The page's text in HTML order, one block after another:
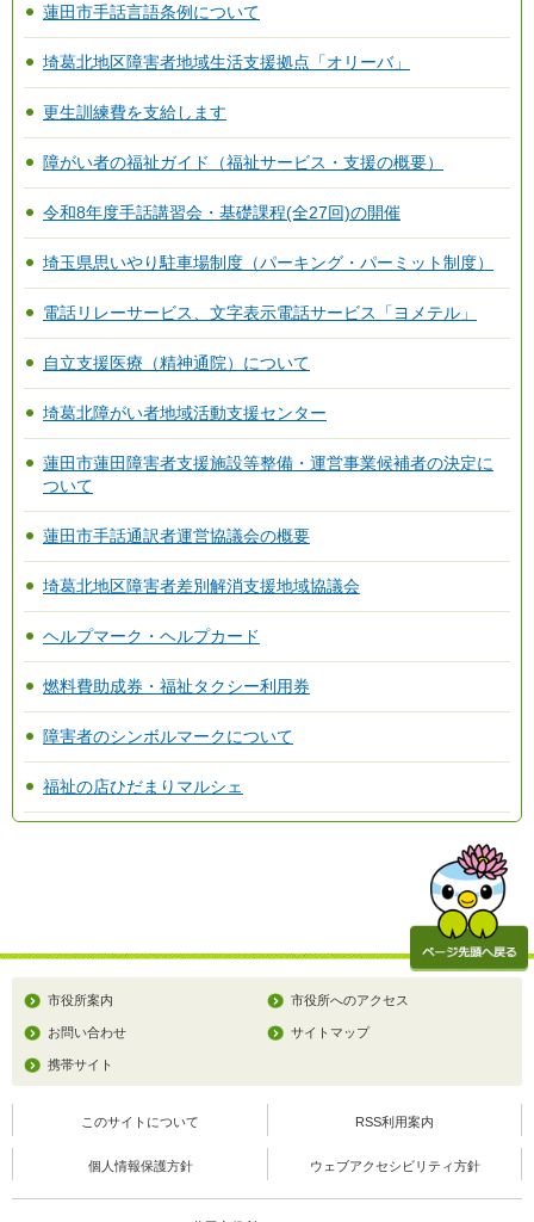
蓮田市手話言語条例について
埼葛北地区障害者地域生活支援拠点「オリーバ」
更生訓練費を支給します
障がい者の福祉ガイド（福祉サービス・支援の概要）
令和8年度手話講習会・基礎課程(全27回)の開催
埼玉県思いやり駐車場制度（パーキング・パーミット制度）
電話リレーサービス、文字表示電話サービス「ヨメテル」
自立支援医療（精神通院）について
埼葛北障がい者地域活動支援センター
蓮田市蓮田障害者支援施設等整備・運営事業候補者の決定に
ついて
蓮田市手話通訳者運営協議会の概要
埼葛北地区障害者差別解消支援地域協議会
ヘルプマーク・ヘルプカード
燃料費助成券・福祉タクシー利用券
障害者のシンボルマークについて
福祉の店ひだまりマルシェ
市役所案内 市役所へのアクセス
お問い合わせ サイトマップ
携帯サイト
このサイトについて RSS利用案内
個人情報保護方針 ウェブアクセシビリティ方針